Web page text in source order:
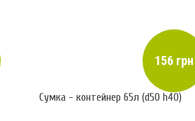
156 грн
Сумка - контейнер 65л (d50 h40)